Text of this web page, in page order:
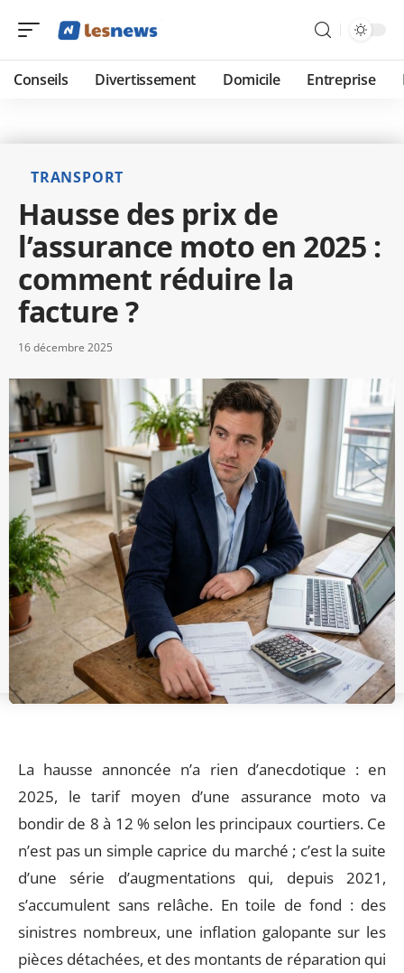
Conseils Divertissement Domicile Entreprise
TRANSPORT
Hausse des prix de
l’assurance moto en 2025 :
comment réduire la
facture ?
16 décembre 2025
La hausse annoncée n’a rien d’anecdotique : en
2025, le tarif moyen d’une assurance moto va
bondir de 8 à 12 % selon les principaux courtiers. Ce
n’est pas un simple caprice du marché ; c’est la suite
d’une série d’augmentations qui, depuis 2021,
s’accumulent sans relâche. En toile de fond : des
sinistres nombreux, une inflation galopante sur les
pièces détachées, et des montants de réparation qui